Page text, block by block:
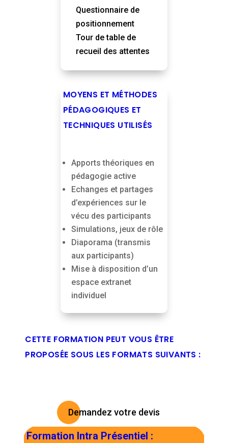
Questionnaire de
positionnement
Tour de table de
recueil des attentes
MOYENS ET MÉTHODES
PÉDAGOGIQUES ET
TECHNIQUES UTILISÉS
Apports théoriques en
pédagogie active
Echanges et partages
d’expériences sur le
vécu des participants
Simulations, jeux de rôle
Diaporama (transmis
aux participants)
Mise à disposition d’un
espace extranet
individuel
CETTE FORMATION PEUT VOUS ÊTRE
PROPOSÉE SOUS LES FORMATS SUIVANTS :
Demandez votre devis
Formation Intra Présentiel :